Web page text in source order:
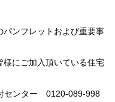
ンフレットおよび重要事
様にご加入頂いている住宅
センター 0120-089-998